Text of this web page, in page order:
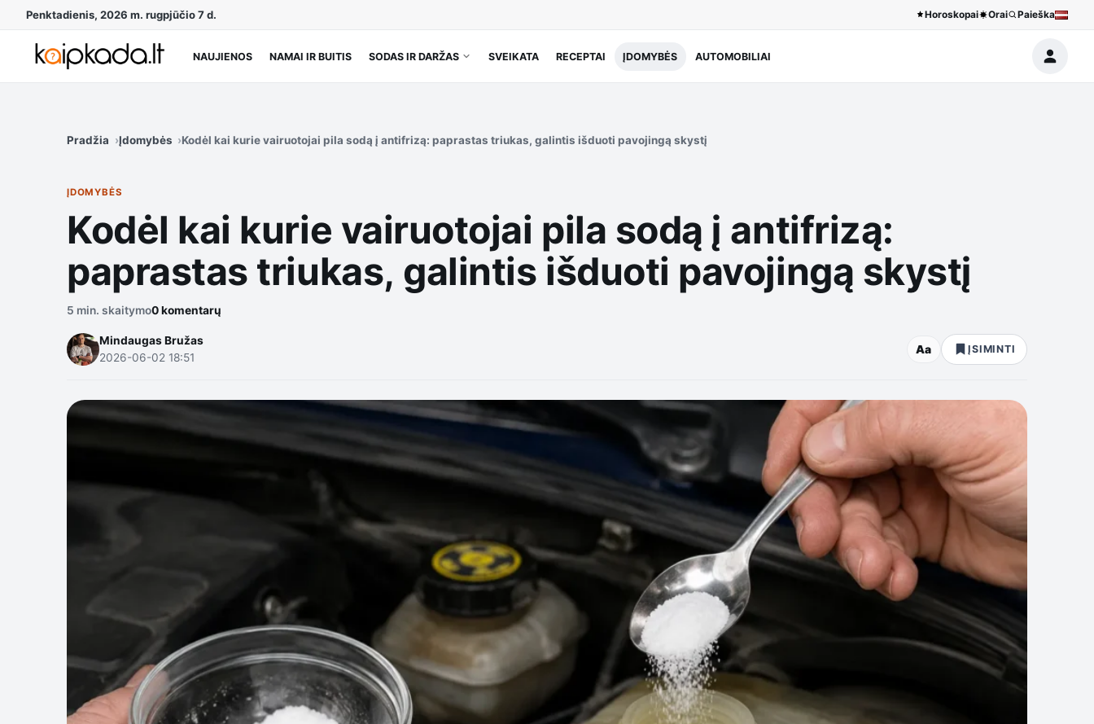
Penktadienis, 2026 m. rugpjūčio 7 d. Horoskopai Orai Paieška
NAUJIENOS NAMAI IR BUITIS SODAS IR DARŽAS SVEIKATA RECEPTAI ĮDOMYBĖS AUTOMOBILIAI
Pradžia Įdomybės Kodėl kai kurie vairuotojai pila sodą į antifrizą: paprastas triukas, galintis išduoti pavojingą skystį
ĮDOMYBĖS
Kodėl kai kurie vairuotojai pila sodą į antifrizą:
paprastas triukas, galintis išduoti pavojingą skystį
5 min. skaitymo0 komentarų
Mindaugas Bružas
2026-06-02 18:51
Aa ĮSIMINTI